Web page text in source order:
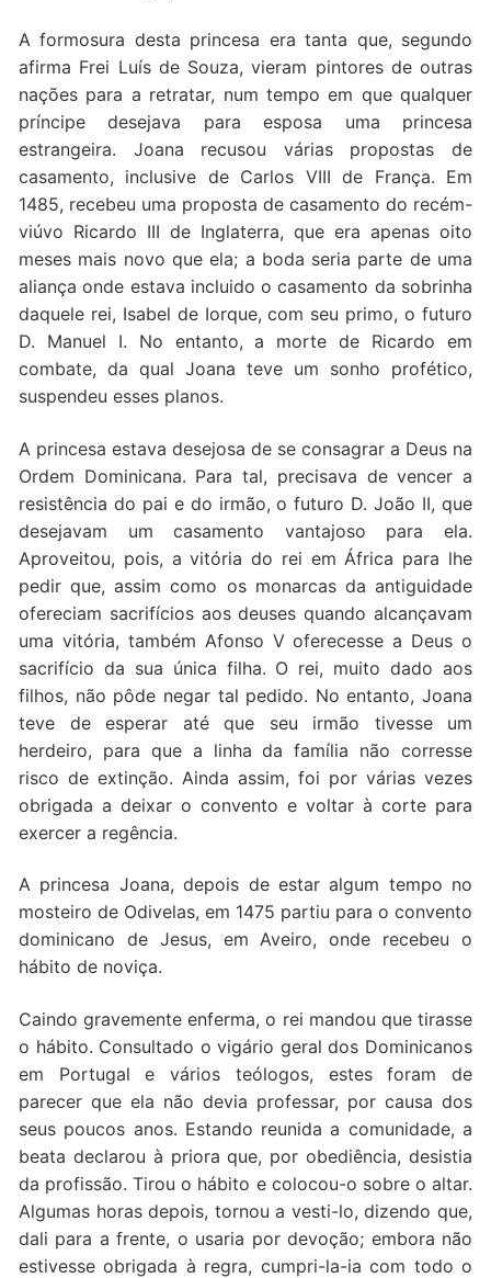
A formosura desta princesa era tanta que, segundo
afirma Frei Luís de Souza, vieram pintores de outras
nações para a retratar, num tempo em que qualquer
príncipe desejava para esposa uma princesa
estrangeira. Joana recusou várias propostas de
casamento, inclusive de Carlos VIII de França. Em
1485, recebeu uma proposta de casamento do recém-
viúvo Ricardo III de Inglaterra, que era apenas oito
meses mais novo que ela; a boda seria parte de uma
aliança onde estava incluido o casamento da sobrinha
daquele rei, Isabel de Iorque, com seu primo, o futuro
D. Manuel I. No entanto, a morte de Ricardo em
combate, da qual Joana teve um sonho profético,
suspendeu esses planos.
A princesa estava desejosa de se consagrar a Deus na
Ordem Dominicana. Para tal, precisava de vencer a
resistência do pai e do irmão, o futuro D. João II, que
desejavam um casamento vantajoso para ela.
Aproveitou, pois, a vitória do rei em África para lhe
pedir que, assim como os monarcas da antiguidade
ofereciam sacrifícios aos deuses quando alcançavam
uma vitória, também Afonso V oferecesse a Deus o
sacrifício da sua única filha. O rei, muito dado aos
filhos, não pôde negar tal pedido. No entanto, Joana
teve de esperar até que seu irmão tivesse um
herdeiro, para que a linha da família não corresse
risco de extinção. Ainda assim, foi por várias vezes
obrigada a deixar o convento e voltar à corte para
exercer a regência.
A princesa Joana, depois de estar algum tempo no
mosteiro de Odivelas, em 1475 partiu para o convento
dominicano de Jesus, em Aveiro, onde recebeu o
hábito de noviça.
Caindo gravemente enferma, o rei mandou que tirasse
o hábito. Consultado o vigário geral dos Dominicanos
em Portugal e vários teólogos, estes foram de
parecer que ela não devia professar, por causa dos
seus poucos anos. Estando reunida a comunidade, a
beata declarou à priora que, por obediência, desistia
da profissão. Tirou o hábito e colocou-o sobre o altar.
Algumas horas depois, tornou a vesti-lo, dizendo que,
dali para a frente, o usaria por devoção; embora não
estivesse obrigada à regra, cumpri-la-ia com todo o